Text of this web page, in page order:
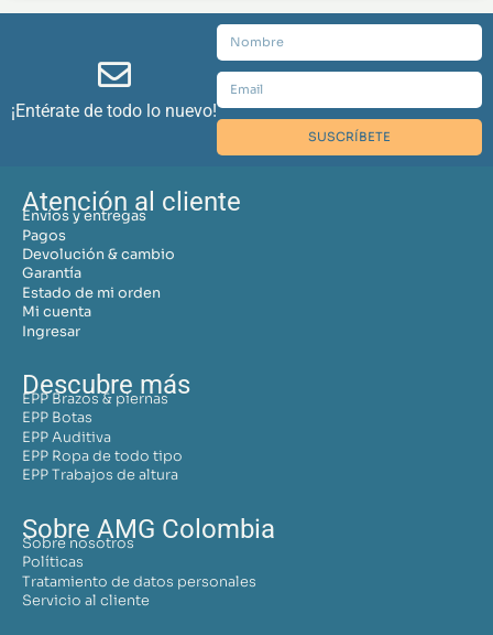
¡Entérate de todo lo nuevo!
SUSCRÍBETE
Atención al cliente
Envíos y entregas
Pagos
Devolución & cambio
Garantía
Estado de mi orden
Mi cuenta
Ingresar
Descubre más
EPP Brazos & piernas
EPP Botas
EPP Auditiva
EPP Ropa de todo tipo
EPP Trabajos de altura
Sobre AMG Colombia
Sobre nosotros
Políticas
Tratamiento de datos personales
Servicio al cliente